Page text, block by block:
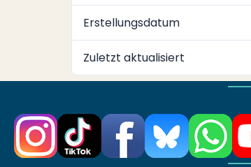
Erstellungsdatum
Zuletzt aktualisiert